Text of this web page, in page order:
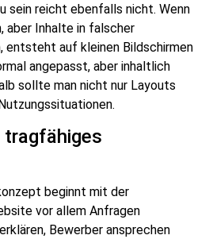
sein reicht ebenfalls nicht. Wenn
aber Inhalte in falscher
entsteht auf kleinen Bildschirmen
angepasst, aber inhaltlich
sollte man nicht nur Layouts
beginnt mit der
vor allem Anfragen
Bewerber ansprechen